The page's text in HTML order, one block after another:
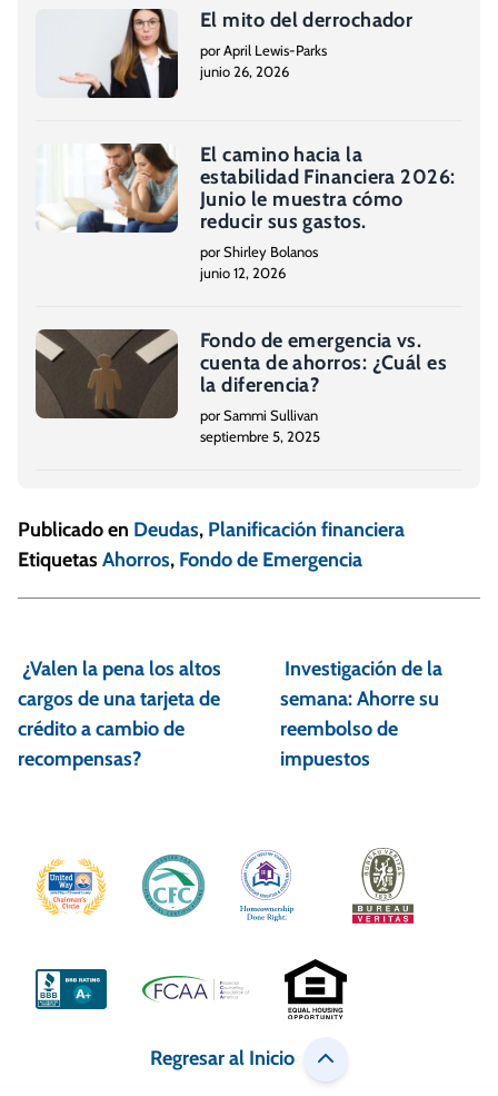
El mito del derrochador
por April Lewis-Parks
junio 26, 2026
El camino hacia la
estabilidad Financiera 2026:
Junio le muestra cómo
reducir sus gastos.
por Shirley Bolanos
junio 12, 2026
Fondo de emergencia vs.
cuenta de ahorros: ¿Cuál es
la diferencia?
por Sammi Sullivan
septiembre 5, 2025
Publicado en Deudas, Planificación financiera
Etiquetas Ahorros, Fondo de Emergencia
a
v
e
g
¿Valen la pena los altos
cargos de una tarjeta de
crédito a cambio de
recompensas?
Investigación de la
semana: Ahorre su
reembolso de
impuestos
Regresar al Inicio